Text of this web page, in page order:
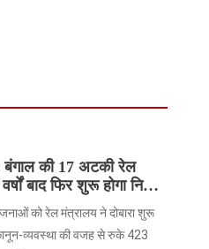
की 17 अटकी रेल
बाद फिर शुरू होगा निर्माण
को रेल मंत्रालय ने दोबारा शुरू
व्यवस्था की वजह से रुके 423